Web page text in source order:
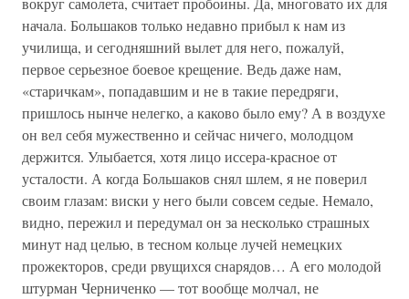
начала. Большаков только недавно прибыл к нам из
училища, и сегодняшний вылет для него, пожалуй,
первое серьезное боевое крещение. Ведь даже нам,
«старичкам», попадавшим и не в такие передряги,
пришлось нынче нелегко, а каково было ему? А в воздухе
он вел себя мужественно и сейчас ничего, молодцом
держится. Улыбается, хотя лицо иссера-красное от
усталости. А когда Большаков снял шлем, я не поверил
своим глазам: виски у него были совсем седые. Немало,
видно, пережил и передумал он за несколько страшных
минут над целью, в тесном кольце лучей немецких
прожекторов, среди рвущихся снарядов… А его молодой
штурман Черниченко — тот вообще молчал, не